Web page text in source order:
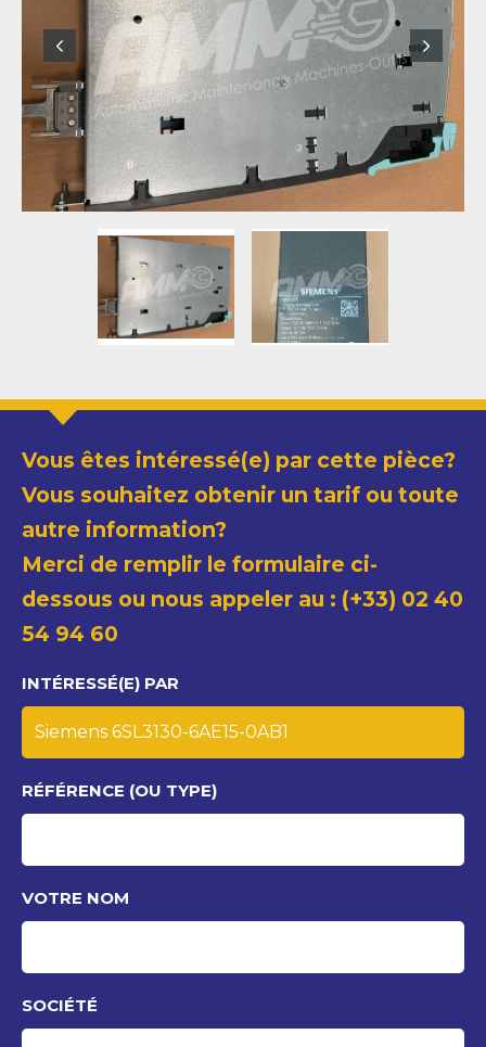
Vous êtes intéressé(e) par cette pièce?
Vous souhaitez obtenir un tarif ou toute
autre information?
Merci de remplir le formulaire ci-
dessous ou nous appeler au : (+33) 02 40
54 94 60
INTÉRESSÉ(E) PAR
RÉFÉRENCE (OU TYPE)
VOTRE NOM
SOCIÉTÉ